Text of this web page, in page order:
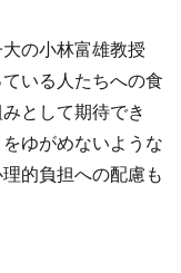
の小林富雄教授
いる人たちへの食
として期待でき
ゆがめないような
的負担への配慮も